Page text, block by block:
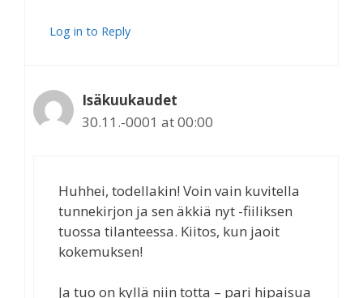
Log in to Reply
Isäkuukaudet
30.11.-0001 at 00:00
Huhhei, todellakin! Voin vain kuvitella
tunnekirjon ja sen äkkiä nyt -fiiliksen
tuossa tilanteessa. Kiitos, kun jaoit
kokemuksen!
Ja tuo on kyllä niin totta – pari hipaisua